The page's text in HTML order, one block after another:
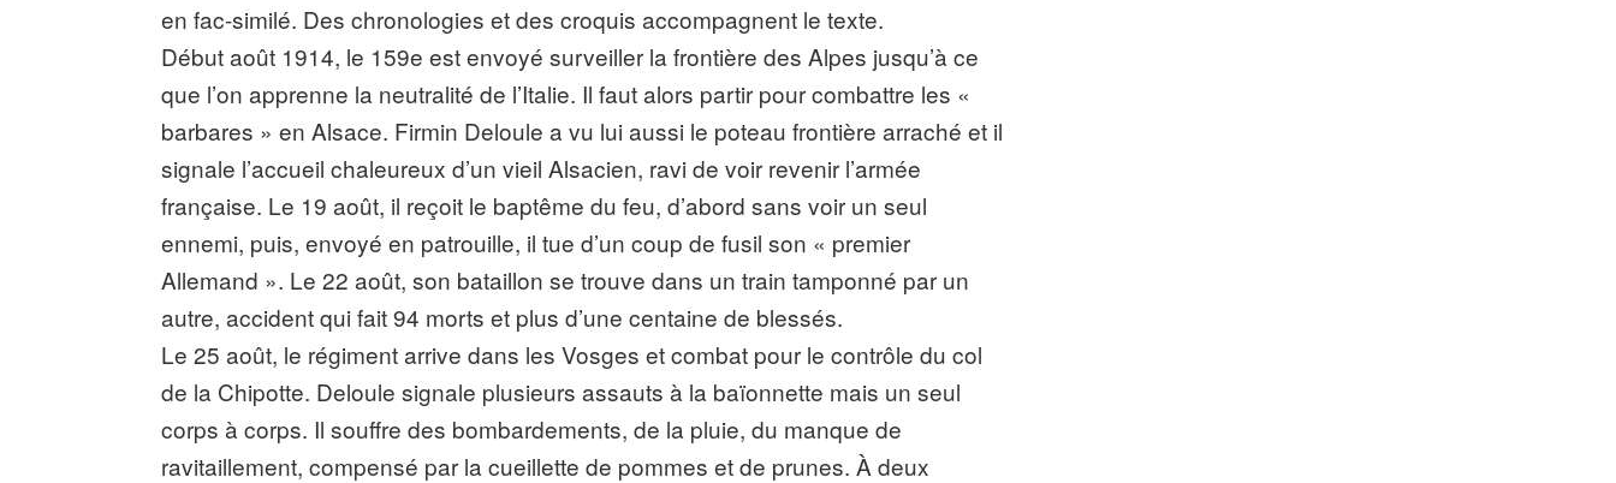
en fac-similé. Des chronologies et des croquis accompagnent le texte.
Début août 1914, le 159e est envoyé surveiller la frontière des Alpes jusqu’à ce
que l’on apprenne la neutralité de l’Italie. Il faut alors partir pour combattre les «
barbares » en Alsace. Firmin Deloule a vu lui aussi le poteau frontière arraché et il
signale l’accueil chaleureux d’un vieil Alsacien, ravi de voir revenir l’armée
française. Le 19 août, il reçoit le baptême du feu, d’abord sans voir un seul
ennemi, puis, envoyé en patrouille, il tue d’un coup de fusil son « premier
Allemand ». Le 22 août, son bataillon se trouve dans un train tamponné par un
autre, accident qui fait 94 morts et plus d’une centaine de blessés.
Le 25 août, le régiment arrive dans les Vosges et combat pour le contrôle du col
de la Chipotte. Deloule signale plusieurs assauts à la baïonnette mais un seul
corps à corps. Il souffre des bombardements, de la pluie, du manque de
ravitaillement, compensé par la cueillette de pommes et de prunes. À deux